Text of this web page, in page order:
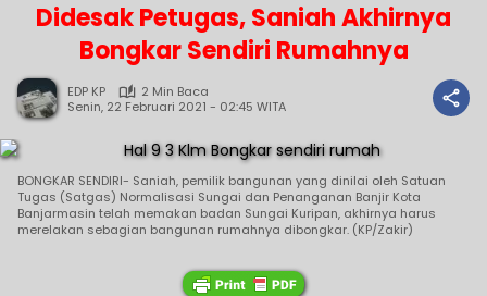
Didesak Petugas, Saniah Akhirnya
Bongkar Sendiri Rumahnya
EDP KP
2 Min Baca
Senin, 22 Februari 2021 - 02:45 WITA
BONGKAR SENDIRI- Saniah, pemilik bangunan yang dinilai oleh Satuan
Tugas (Satgas) Normalisasi Sungai dan Penanganan Banjir Kota
Banjarmasin telah memakan badan Sungai Kuripan, akhirnya harus
merelakan sebagian bangunan rumahnya dibongkar. (KP/Zakir)